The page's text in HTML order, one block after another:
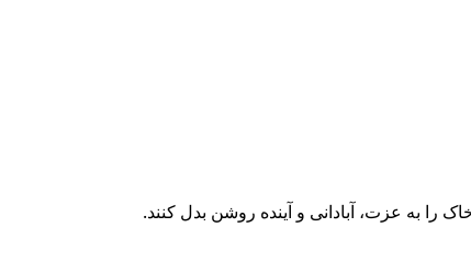
را به عزت، آبادانی و آینده روشن بدل کنند.